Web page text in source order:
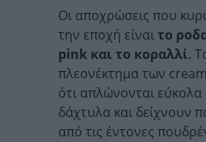
Οι αποχρώσεις που
την εποχή είναιτο
pink και το κοραλλί.
πλεονέκτημα των
ότι απλώνονται
δάχτυλα και δείχνουν
από τις έντονες